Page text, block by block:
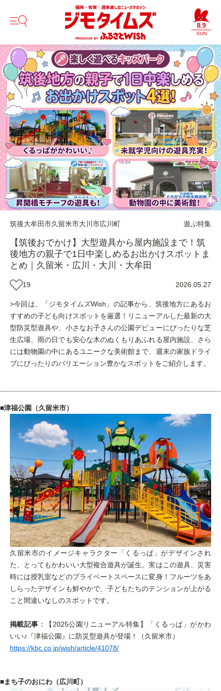
8.9
SUN
筑後大牟田市久留米市大川市広川町 遊ぶ特集
【筑後おでかけ】大型遊具から屋内施設まで！筑
後地方の親子で1日中楽しめるお出かけスポットま
とめ｜久留米・広川・大川・大牟田
19 2026.05.27
>今回は、「ジモタイムズWish」の記事から、筑後地方にあるお
すすめの子ども向けスポットを厳選！リニューアルした最新の大
型防災型遊具や、小さなお子さんの公園デビューにぴったりな芝
生広場、雨の日でも安心な木のぬくもりあふれる屋内施設、さら
には動物園の中にあるユニークな美術館まで、週末の家族ドライ
ブにぴったりのバリエーション豊かなスポットをご紹介します。
■津福公園（久留米市）
久留米市のイメージキャラクター「くるっぱ」がデザインされ
た、とってもかわいい大型複合遊具が誕生。実はこの遊具、災害
時には授乳室などのプライベートスペースに変身！フルーツをあ
しらったデザインも鮮やかで、子どもたちのテンションが上がる
こと間違いなしのスポットです。
掲載記事 ：【2025公園リニューアル特集】「くるっぱ」がかわ
いい♪『津福公園』に防災型遊具が登場！（久留米市）
https://kbc.co.jp/wish/article/41078/
■まち子のおにわ（広川町）